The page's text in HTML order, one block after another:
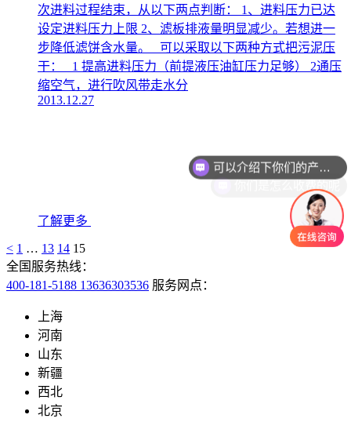
次进料过程结束，从以下两点判断： 1、进料压力已达
设定进料压力上限 2、滤板排液量明显减少。若想进一
步降低滤饼含水量。 可以采取以下两种方式把污泥压
干： 1 提高进料压力（前提液压油缸压力足够） 2通压
缩空气，进行吹风带走水分
2013.12.27
了解更多
< 1 … 13 14 15
全国服务热线：
400-181-5188 13636303536 服务网点：
上海
河南
山东
新疆
西北
北京
你们是怎么收费的呢